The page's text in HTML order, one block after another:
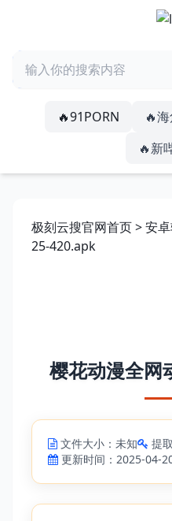
🔥91PORN 🔥
🔥新
极刻云搜官网首页>安
25-420.apk
樱花动漫全
文件大小：未知
提
更新时间：2025-04-